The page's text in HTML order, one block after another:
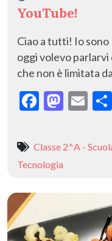
YouTube!
Ciao a tutti! Io
oggi volevo parlarvi
che non è limitata
F
e
b
o
k
M
to
n
E
ai
Classe 2^A -
Tecnologia